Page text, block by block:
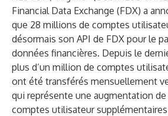
Financial Data Exchange (FDX) a
que 28 millions de comptes
désormais son API de FDX pour le
données financières. Depuis le
plus d’un million de comptes
ont été transférés mensuellement
qui représente une augmentation
comptes utilisateur supplémentaires